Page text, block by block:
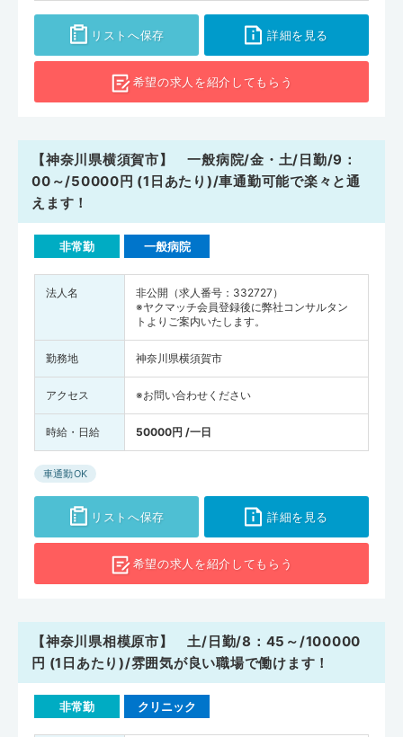
リストへ保存 詳細を見る
希望の求人を紹介してもらう
【神奈川県横須賀市】 一般病院/金・土/日勤/9：
00～/50000円 (1日あたり)/車通勤可能で楽々と通
えます！
非常勤 一般病院
法人名
非公開（求人番号：332727）
※ヤクマッチ会員登録後に弊社コンサルタン
トよりご案内いたします。
勤務地 神奈川県横須賀市
アクセス ※お問い合わせください
時給・日給 50000円 /一日
車通勤OK
リストへ保存 詳細を見る
希望の求人を紹介してもらう
【神奈川県相模原市】 土/日勤/8：45～/100000
円 (1日あたり)/雰囲気が良い職場で働けます！
非常勤 クリニック